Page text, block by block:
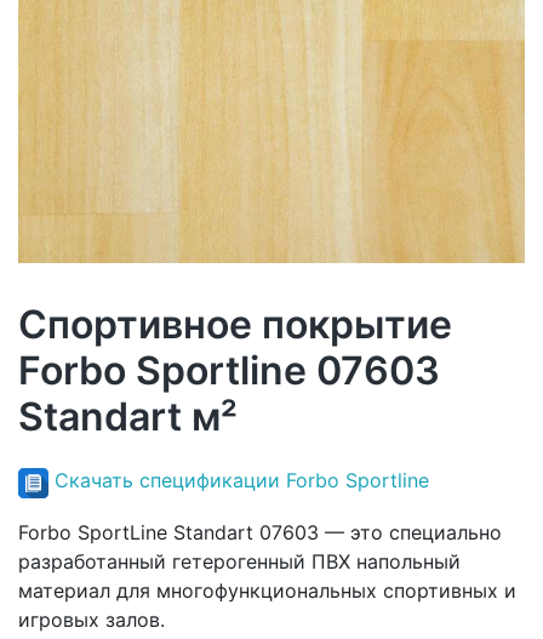
Спортивное покрытие
Forbo Sportline 07603
Standart м²
Скачать спецификации Forbo Sportline
Forbo SportLine Standart 07603 — это специально
разработанный гетерогенный ПВХ напольный
материал для многофункциональных спортивных и
игровых залов.